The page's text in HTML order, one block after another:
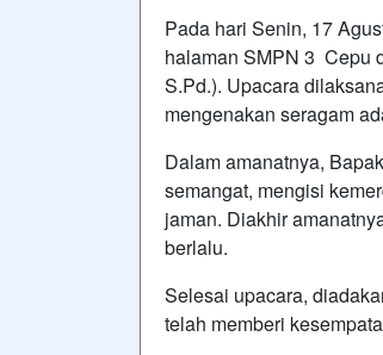
Pada hari Senin, 17
halaman SMPN 3 Cepu
S.Pd.). Upacara
mengenakan seragam
Dalam amanatnya,
semangat, mengisi
jaman. Diakhir
berlalu.
Selesai upacara,
telah memberi